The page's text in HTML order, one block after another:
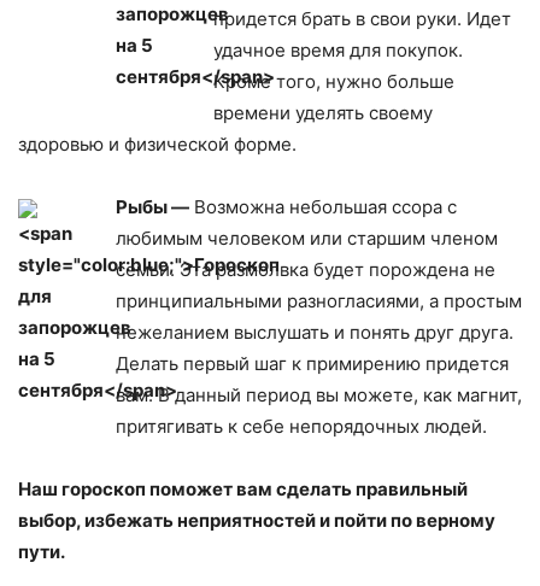
придется брать в свои руки. Идет
удачное время для покупок.
Кроме того, нужно больше
времени уделять своему
здоровью и физической форме.
Рыбы — Возможна небольшая ссора с
любимым человеком или старшим членом
семьи. Эта размолвка будет порождена не
принципиальными разногласиями, а простым
нежеланием выслушать и понять друг друга.
Делать первый шаг к примирению придется
вам. В данный период вы можете, как магнит,
притягивать к себе непорядочных людей.
Наш гороскоп поможет вам сделать правильный
выбор, избежать неприятностей и пойти по верному
пути.